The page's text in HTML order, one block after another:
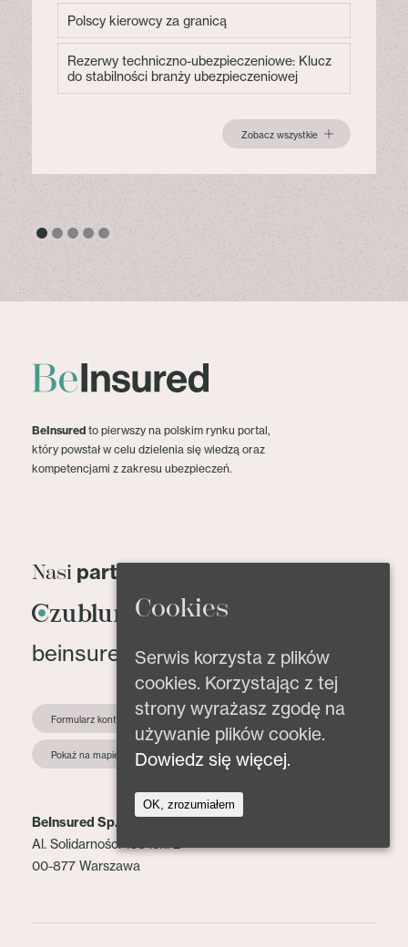
Polscy kierowcy za granicą
Rezerwy techniczno-ubezpieczeniowe: Klucz
do stabilności branży ubezpieczeniowej
Zobacz wszystkie
BeInsured to pierwszy na polskim rynku portal,
który powstał w celu dzielenia się wiedzą oraz
kompetencjami z zakresu ubezpieczeń.
Nasi partnerzy
beinsured@beinsured.pl
Formularz kontaktowy
Pokaż na mapie
BeInsured Sp. z o.o.
Al. Solidarności 153 lok. 2
00-877 Warszawa
Cookies
Serwis korzysta z plików
cookies. Korzystając z tej
strony wyrażasz zgodę na
używanie plików cookie.
Dowiedz się więcej.
OK, zrozumiałem